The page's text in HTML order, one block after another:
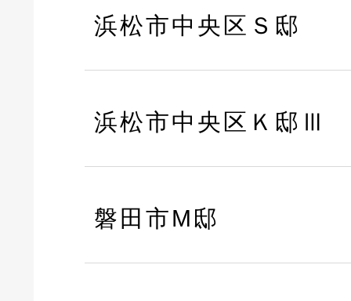
浜松市中央区Ｓ邸
浜松市中央区Ｋ邸Ⅲ
磐田市M邸